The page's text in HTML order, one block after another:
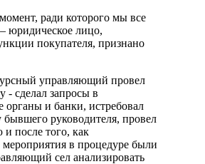
ради которого мы все
– юридическое лицо,
покупателя, признано
управляющий провел
- сделал запросы в
органы и банки, истребовал
руководителя, провел
после того, как
мероприятия в процедуре были
сел анализировать